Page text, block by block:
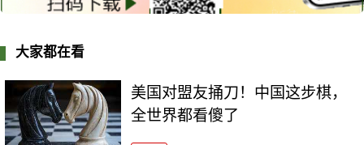
大家都在看
美国对盟友捅刀！中国这步棋，
全世界都看傻了